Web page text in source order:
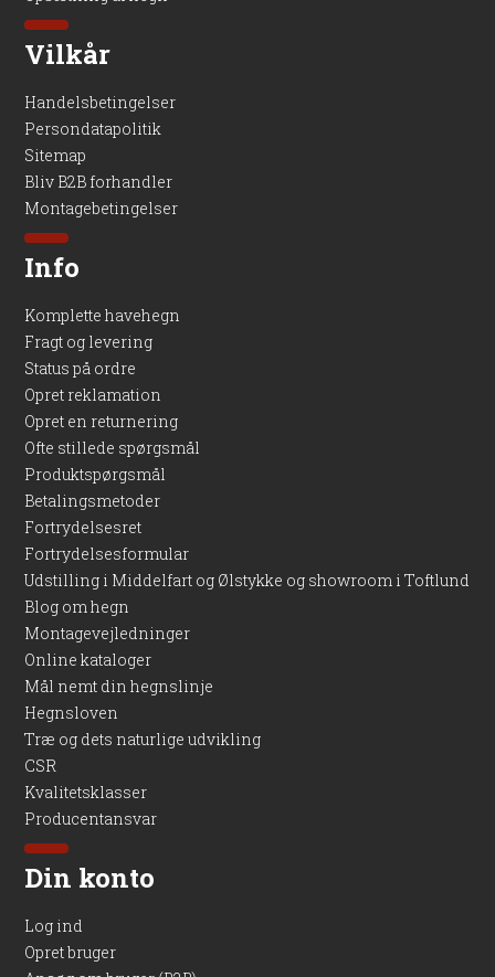
Vilkår
Handelsbetingelser
Persondatapolitik
Sitemap
Bliv B2B forhandler
Montagebetingelser
Info
Komplette havehegn
Fragt og levering
Status på ordre
Opret reklamation
Opret en returnering
Ofte stillede spørgsmål
Produktspørgsmål
Betalingsmetoder
Fortrydelsesret
Fortrydelsesformular
Udstilling i Middelfart og Ølstykke og showroom i Toftlund
Blog om hegn
Montagevejledninger
Online kataloger
Mål nemt din hegnslinje
Hegnsloven
Træ og dets naturlige udvikling
CSR
Kvalitetsklasser
Producentansvar
Din konto
Log ind
Opret bruger